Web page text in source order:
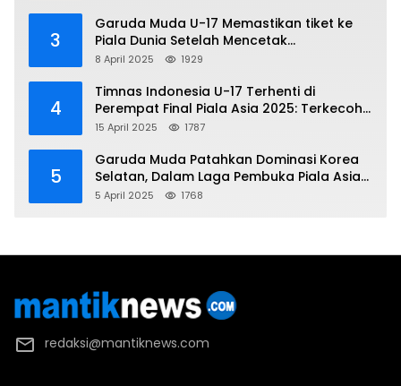
3
Garuda Muda U-17 Memastikan tiket ke
Piala Dunia Setelah Mencetak
Kemenangan Gemilang atas Yaman 4-1 di
8 April 2025 1929
4
Timnas Indonesia U-17 Terhenti di
Perempat Final Piala Asia 2025: Terkecoh
Korea Utara
15 April 2025 1787
5
Garuda Muda Patahkan Dominasi Korea
Selatan, Dalam Laga Pembuka Piala Asia
2025 U-17
5 April 2025 1768
redaksi@mantiknews.com